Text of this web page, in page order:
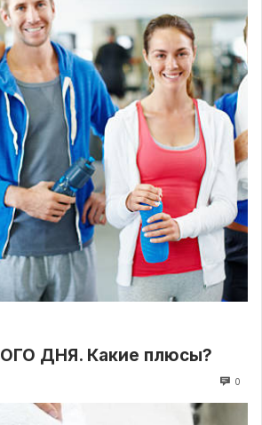
ДНЯ. Какие плюсы?
0